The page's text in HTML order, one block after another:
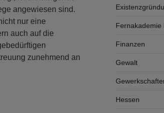
angewiesen sind.
nur eine
auch auf die
zunehmend an
Fernakademie
Finanzen
Gewalt
Hessen